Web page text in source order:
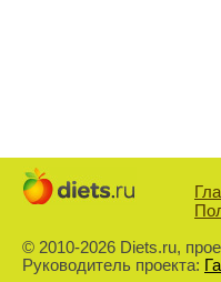
© 2010-2026 Diets.ru,
Руководитель проекта: